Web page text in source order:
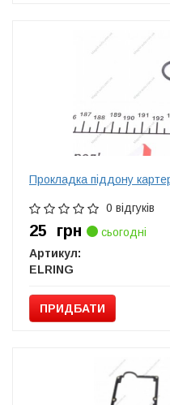
Прокладка піддону
0 відгуків
25 грн
сьогодні
Артикул:
ELRING
ПРИДБАТИ